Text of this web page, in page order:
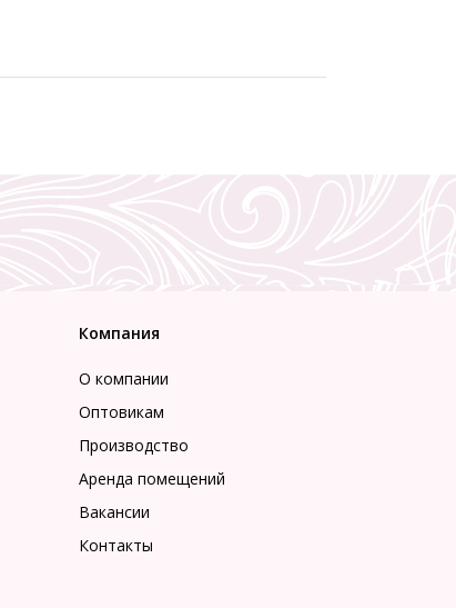
Компания
О компании
Оптовикам
Производство
Аренда помещений
Вакансии
Контакты